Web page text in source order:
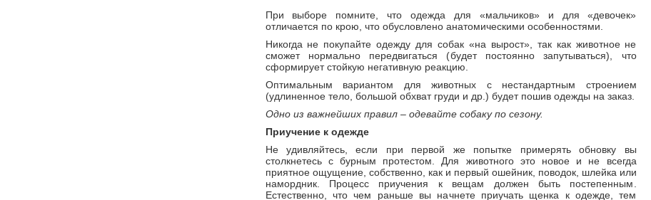
При выборе помните, что одежда для «мальчиков» и для «девочек»
отличается по крою, что обусловлено анатомическими особенностями.
Никогда не покупайте одежду для собак «на вырост», так как животное не
сможет нормально передвигаться (будет постоянно запутываться), что
сформирует стойкую негативную реакцию.
Оптимальным вариантом для животных с нестандартным строением
(удлиненное тело, большой обхват груди и др.) будет пошив одежды на заказ.
Одно из важнейших правил – одевайте собаку по сезону.
Приучение к одежде
Не удивляйтесь, если при первой же попытке примерять обновку вы
столкнетесь с бурным протестом. Для животного это новое и не всегда
приятное ощущение, собственно, как и первый ошейник, поводок, шлейка или
намордник. Процесс приучения к вещам должен быть постепенным.
Естественно, что чем раньше вы начнете приучать щенка к одежде, тем